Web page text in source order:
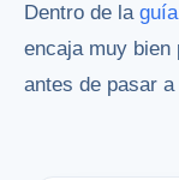
Dentro de la
encaja muy bien
antes de pasar